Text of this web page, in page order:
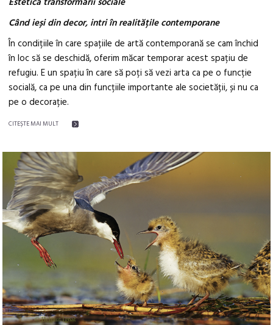
Când ieși din decor, intri în realitățile contemporane
În condițiile în care spațiile de artă contemporană se cam închid
în loc să se deschidă, oferim măcar temporar acest spațiu de
refugiu. E un spațiu în care să poți să vezi arta ca pe o funcție
socială, ca pe una din funcțiile importante ale societății, și nu ca
pe o decorație.
CITEŞTE MAI MULT